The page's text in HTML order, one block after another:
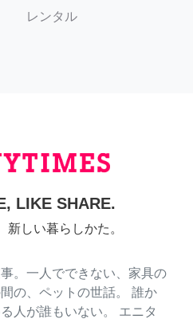
レンタル
LIKE SHARE.
新しい暮らしかた。
。一人でできない、家具の
の、ペットの世話。 誰か
人が誰もいない。 エニタ